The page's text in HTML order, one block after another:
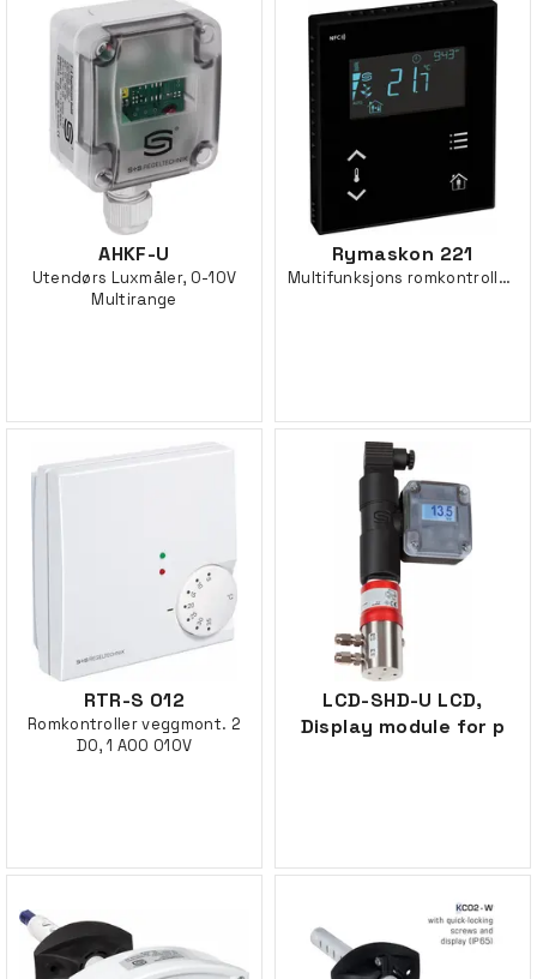
AHKF-U
Utendørs Luxmåler, 0-10V
Multirange
Rymaskon 221
Multifunksjons romkontroller, Modbus
RTR-S 012
Romkontroller veggmont. 2
DO, 1 AO0 010V
LCD-SHD-U LCD,
Display module for p